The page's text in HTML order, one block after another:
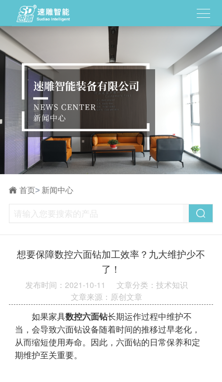
首页> 新闻中心
想要保障数控六面钻加工效率？九大维护少不
了！
发布时间：2021-10-11
文章分类：技术知识
文章来源：原创文章
如果家具数控六面钻长期运作过程中维护不
当，会导致六面钻设备随着时间的推移过早老化，
从而缩短使用寿命。因此，六面钻的日常保养和定
期维护至关重要。